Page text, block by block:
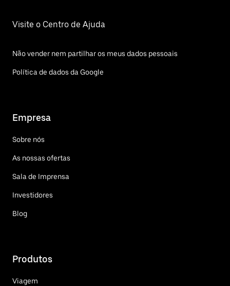
Visite o Centro de Ajuda
Não vender nem partilhar os meus dados pessoais
Política de dados da Google
Empresa
Sobre nós
As nossas ofertas
Sala de Imprensa
Investidores
Blog
Produtos
Viagem